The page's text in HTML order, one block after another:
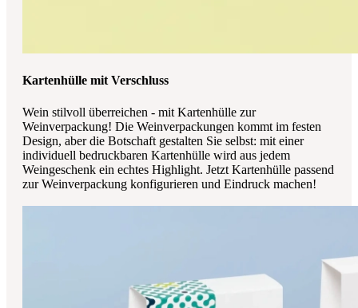
Kartenhülle mit Verschluss
Wein stilvoll überreichen - mit Kartenhülle zur
Weinverpackung! Die Weinverpackungen kommt im festen
Design, aber die Botschaft gestalten Sie selbst: mit einer
individuell bedruckbaren Kartenhülle wird aus jedem
Weingeschenk ein echtes Highlight. Jetzt Kartenhülle passend
zur Weinverpackung konfigurieren und Eindruck machen!